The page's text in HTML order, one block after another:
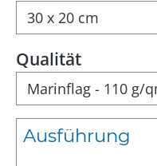
Qualität
Ausführung